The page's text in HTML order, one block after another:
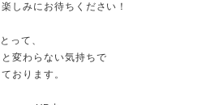
しみにお待ちください！
って、
変わらない気持ちで
おります。